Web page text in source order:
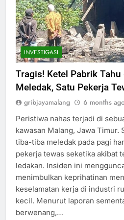
INVESTIGASI
Tragis! Ketel Pabrik
Meledak, Satu Pekerja
gribjayamalang 6 months
Peristiwa nahas terjadi di
kawasan Malang, Jawa Timur.
tiba-tiba meledak pada pagi
pekerja tewas seketika akibat
ledakan. Insiden ini
menimbulkan keprihatinan
keselamatan kerja di industri
kecil. Menurut laporan
berwenang,…